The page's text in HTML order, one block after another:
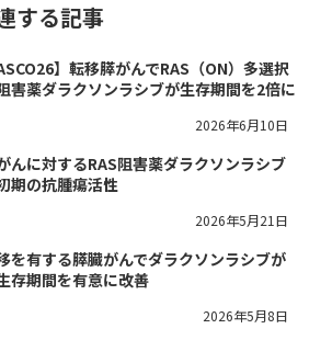
する記事
ASCO26】転移膵がんでRAS（ON）多選択
害薬ダラクソンラシブが生存期間を2倍に
2026年6月10日
んに対するRAS阻害薬ダラクソンラシブ
期の抗腫瘍活性
2026年5月21日
を有する膵臓がんでダラクソンラシブが
存期間を有意に改善
2026年5月8日